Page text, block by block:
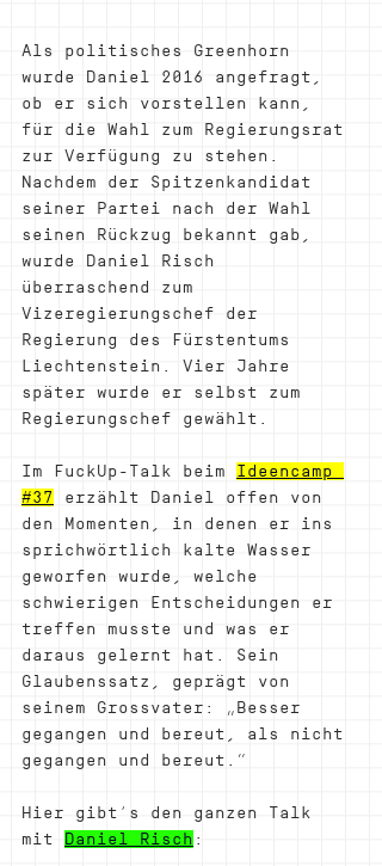
Als politisches Greenhorn
wurde Daniel 2016 angefragt,
ob er sich vorstellen kann,
für die Wahl zum Regierungsrat
zur Verfügung zu stehen.
Nachdem der Spitzenkandidat
seiner Partei nach der Wahl
seinen Rückzug bekannt gab,
wurde Daniel Risch
überraschend zum
Vizeregierungschef der
Regierung des Fürstentums
Liechtenstein. Vier Jahre
später wurde er selbst zum
Regierungschef gewählt.
Im FuckUp-Talk beim Ideencamp
#37
erzählt Daniel offen von
den Momenten, in denen er ins
sprichwörtlich kalte Wasser
geworfen wurde, welche
schwierigen Entscheidungen er
treffen musste und was er
daraus gelernt hat. Sein
Glaubenssatz, geprägt von
seinem Grossvater: „Besser
gegangen und bereut, als nicht
gegangen und bereut.“
Hier gibt’s den ganzen Talk
mit
Daniel Risch :